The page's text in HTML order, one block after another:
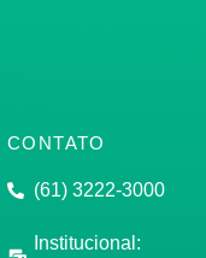
CONTATO
(61) 3222-3000
Institucional: